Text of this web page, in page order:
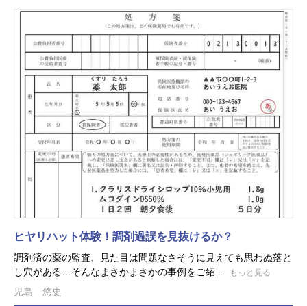
ヒヤリハット体験！調剤過誤を見抜けるか？
調剤済の薬の監査、見た目は問題なさそうに見えても思わぬ落と
し穴がある…そんなまさかまさかの事例をご紹...
もっと見る
児島 悠史